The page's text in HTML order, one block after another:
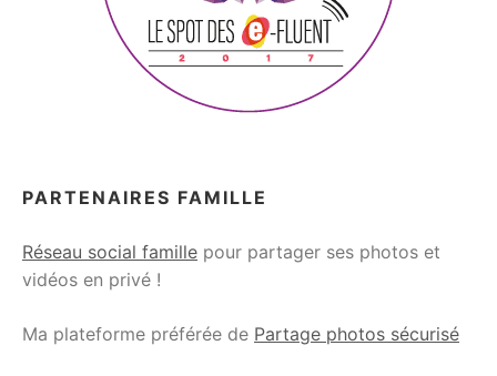
PARTENAIRES FAMILLE
Réseau social famille pour partager ses photos et
vidéos en privé !
Ma plateforme préférée de Partage photos sécurisé